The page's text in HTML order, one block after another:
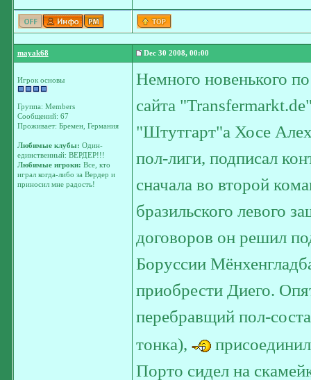
mayak68 Dec 30 2008, 00:00
Игрок основы
Группа: Members
Сообщений: 67
Проживает: Бремен, Германия
Любимые клубы: Один-
единственный: ВЕРДЕР!!!
Любимые игроки: Все, кто
играл когда-либо за Вердер и
приносил мне радость!
Немного новенького
сайта
"Штутгарт"а Хосе
пол-лиги, подписал
сначала во второй
бразильского левого
договоров он решил
Боруссии
приобрести Диего.
перебравщий пол-
тонка),
Порто сидел на